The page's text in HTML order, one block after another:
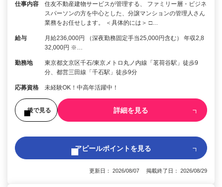
仕事内容
住友不動産建物サービスが管理する、 ファミリー層・ビジネ
スパーソンの方を中心とした、分譲マンションの管理人さん
業務をお任せします。 ＜具体的には＞ □…
給与
月給236,000円 （深夜勤務固定手当25,000円含む） 年収2,8
32,000円 ※…
勤務地
東京都文京区千石/東京メトロ丸ノ内線「茗荷谷駅」徒歩9
分、都営三田線「千石駅」徒歩9分
応募資格 未経験OK！中高年活躍中！
後で見る 詳細を見る
アピールポイントを見る
更新日： 2026/08/07 掲載終了日： 2026/08/29